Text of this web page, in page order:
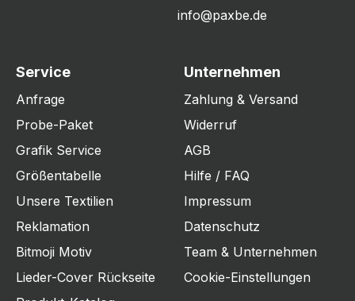
info@paxbe.de
Service
Anfrage
Probe-Paket
Grafik Service
Größentabelle
Unsere Textilien
Reklamation
Bitmoji Motiv
Lieder-Cover Rückseite
Unternehmen
Zahlung & Versand
Widerruf
AGB
Hilfe / FAQ
Impressum
Datenschutz
Team & Unternehmen
Cookie-Einstellungen